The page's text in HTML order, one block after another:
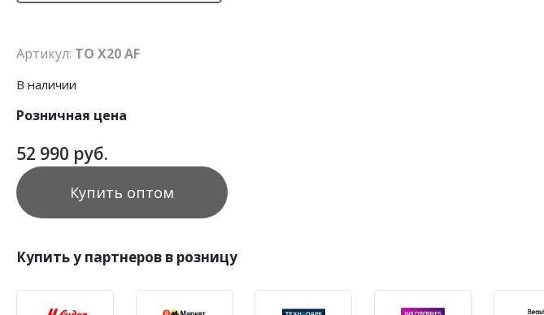
Артикул: TO X20 AF
В наличии
Розничная цена
52 990 руб.
Купить оптом
Купить у партнеров в розницу